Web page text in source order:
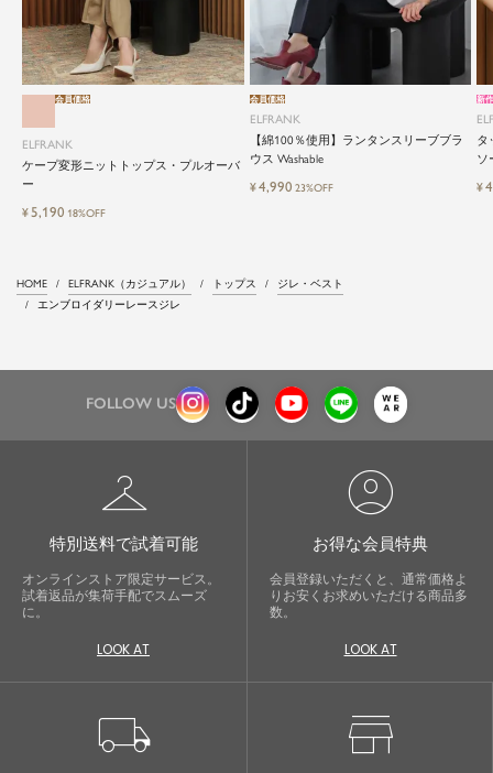
ELFRANK
ケープ変形ニットトップス・プルオーバ
ー
会員価格
¥5,190 18%OFF
ELFRANK
【綿100％使用】ランタンスリーブブラ
ウス Washable
会員価格
¥4,990 23%OFF
タ
ソ
新
¥
HOME ELFRANK（カジュアル） トップス
ジレ・ベスト
エンブロイダリーレースジレ
FOLLOW US
checkroom
特別送料で試着可能
オンラインストア限定サービス。
試着返品が集荷手配でスムーズ
に。
LOOK AT
account_circle
お得な会員特典
会員登録いただくと、通常価格よ
りお安くお求めいただける商品多
数。
LOOK AT
local_shipping store